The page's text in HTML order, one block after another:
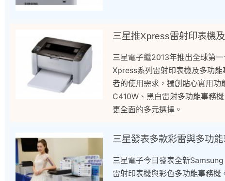
三星推Xpress雷射印表機
三星電子繼2013年推出全球第
Xpress系列雷射印表機及多功
者的使用需求，獨創貼心實用
C410W、黑白雷射多功能事務
更全面的多元選擇。
三星發表多款彩雷與多功
三星電子今日發表全新
雷射印表機與彩色多功能事務